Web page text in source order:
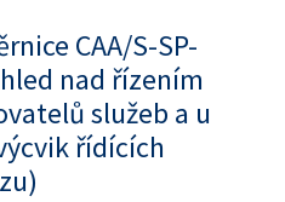
CAA/S-SP-
nad řízením
služeb a u
řídících